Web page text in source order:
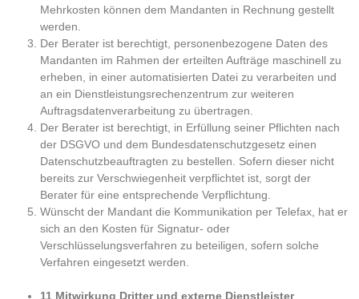
Mehrkosten können dem Mandanten in Rechnung gestellt
werden.
Der Berater ist berechtigt, personenbezogene Daten des
Mandanten im Rahmen der erteilten Aufträge maschinell zu
erheben, in einer automatisierten Datei zu verarbeiten und
an ein Dienstleistungsrechenzentrum zur weiteren
Auftragsdatenverarbeitung zu übertragen.
Der Berater ist berechtigt, in Erfüllung seiner Pflichten nach
der DSGVO und dem Bundesdatenschutzgesetz einen
Datenschutzbeauftragten zu bestellen. Sofern dieser nicht
bereits zur Verschwiegenheit verpflichtet ist, sorgt der
Berater für eine entsprechende Verpflichtung.
Wünscht der Mandant die Kommunikation per Telefax, hat er
sich an den Kosten für Signatur- oder
Verschlüsselungsverfahren zu beteiligen, sofern solche
Verfahren eingesetzt werden.
11 Mitwirkung Dritter und externe Dienstleister